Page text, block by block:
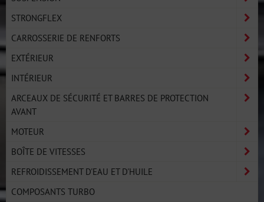
STRONGFLEX
CARROSSERIE DE RENFORTS
EXTÉRIEUR
INTÉRIEUR
ARCEAUX DE SÉCURITÉ ET BARRES DE PROTECTION
AVANT
MOTEUR
BOÎTE DE VITESSES
REFROIDISSEMENT D'EAU ET D'HUILE
COMPOSANTS TURBO